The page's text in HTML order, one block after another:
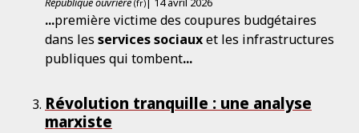
(fr)
...première victime des coupures budgétaires
dans les servicessociauxet les infrastructures
publiques qui tombent...
Révolution tranquille : une analyse
marxiste